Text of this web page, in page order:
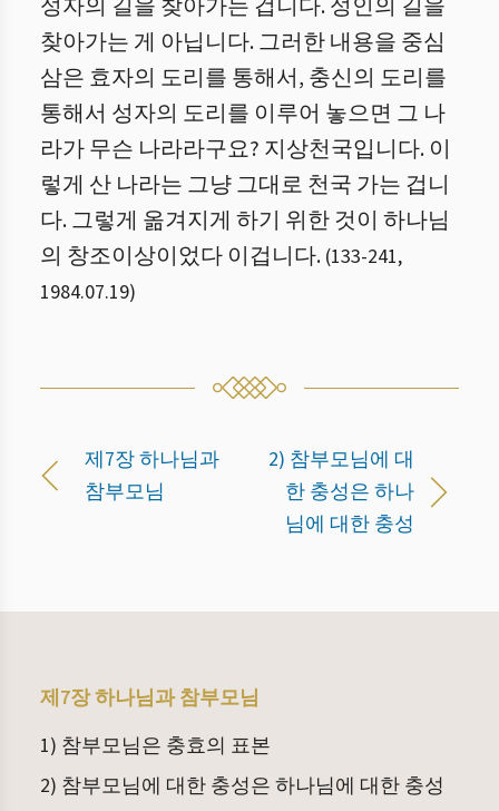
성자의 길을 찾아가는 겁니다. 성인의 길을
찾아가는 게 아닙니다. 그러한 내용을 중심
삼은 효자의 도리를 통해서, 충신의 도리를
통해서 성자의 도리를 이루어 놓으면 그 나
라가 무슨 나라라구요? 지상천국입니다. 이
렇게 산 나라는 그냥 그대로 천국 가는 겁니
다. 그렇게 옮겨지게 하기 위한 것이 하나님
의 창조이상이었다 이겁니다. (133-241,
1984.07.19)
제7장 하나님과
참부모님
2) 참부모님에 대
한 충성은 하나
님에 대한 충성
제7장 하나님과 참부모님
1) 참부모님은 충효의 표본
2) 참부모님에 대한 충성은 하나님에 대한 충성